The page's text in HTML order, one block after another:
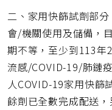
二、家用快篩試劑部
會/機關使用及儲備，
期不等，至少到113年
流感/COVID-19/肺鏈
人COVID-19家用快篩
餘劑已全數完成配送